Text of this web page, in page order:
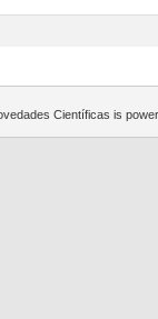
Científicas is